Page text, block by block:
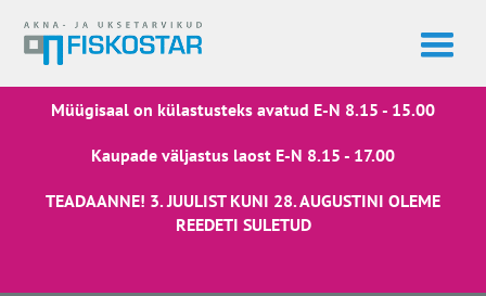
Müügisaal on külastusteks avatud E-N 8.15 - 15.00
Kaupade väljastus laost E-N 8.15 - 17.00
TEADAANNE! 3. JUULIST KUNI 28. AUGUSTINI OLEME
REEDETI SULETUD